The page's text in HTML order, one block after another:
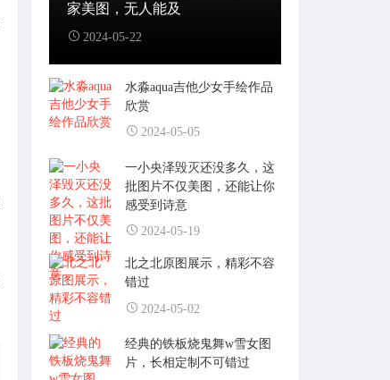
家美图，无人能及
2024-05-22
水淼aqua吉他少女手绘作品
欣赏
2024-05-05
一小央泽毁灭还没多久，这
批图片不仅美图，还能让你
感受到诗意
2024-05-19
北之北原图展示，精彩不容
错过
2024-05-02
经典的铁板烧鬼舞w雪女图
片，长相定制不可错过